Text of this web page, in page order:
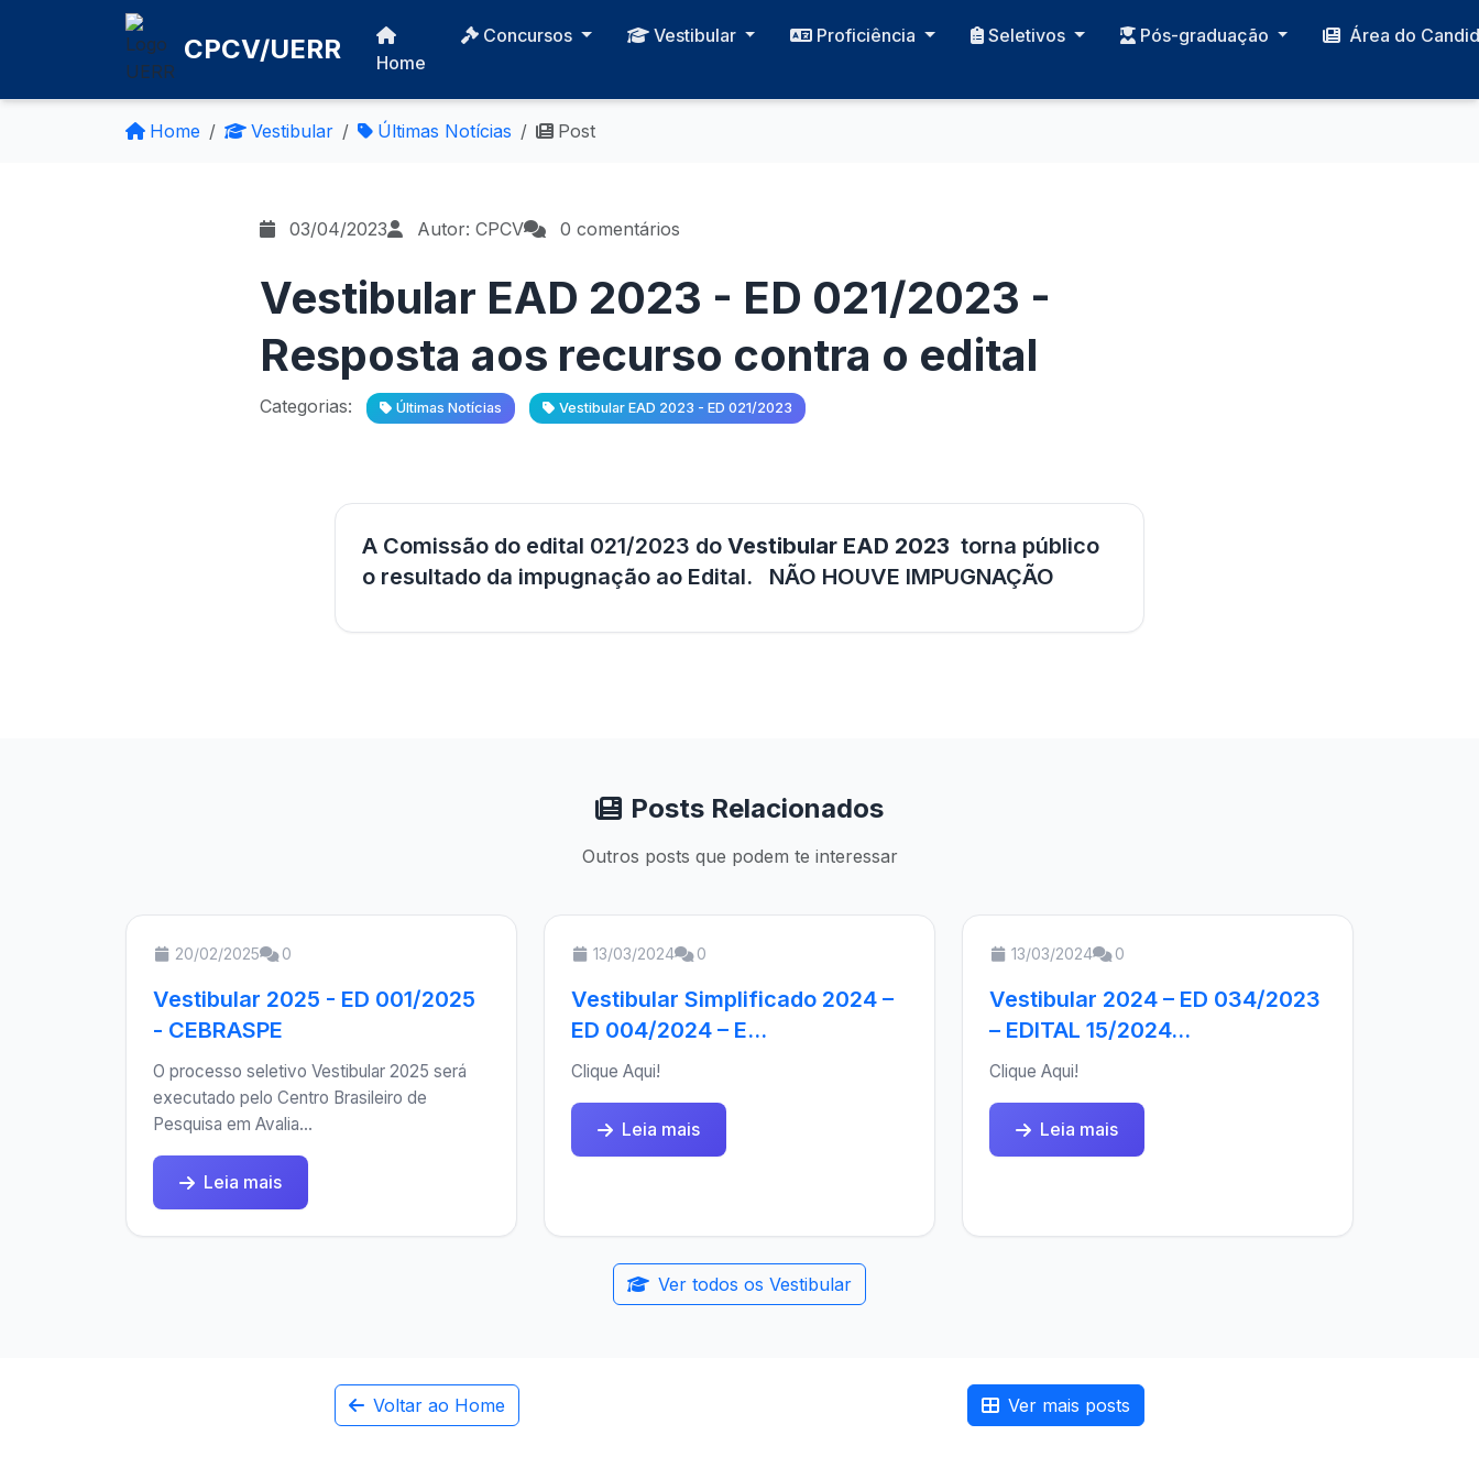
CPCV/UERR Home
Concursos Vestibular Proficiência Seletivos Pós-graduação Área do
Home Vestibular Últimas Notícias Post
03/04/2023 Autor: CPCV 0 comentários
Vestibular EAD 2023 - ED 021/2023 -
Resposta aos recurso contra o edital
Categorias: Últimas Notícias Vestibular EAD 2023 - ED 021/2023
A Comissão do edital 021/2023 do Vestibular EAD 2023 torna público
o resultado da impugnação ao Edital. NÃO HOUVE IMPUGNAÇÃO
Posts Relacionados
Outros posts que podem te interessar
20/02/2025 0
Vestibular 2025 - ED 001/2025
- CEBRASPE
O processo seletivo Vestibular 2025 será
executado pelo Centro Brasileiro de
Pesquisa em Avalia...
Leia mais
13/03/2024 0
Vestibular Simplificado 2024 –
ED 004/2024 – E...
Clique Aqui!
Leia mais
13/03/2024 0
Vestibular 2024 – ED 034/2023
– EDITAL 15/2024...
Clique Aqui!
Leia mais
Ver todos os Vestibular
Voltar ao Home Ver mais posts